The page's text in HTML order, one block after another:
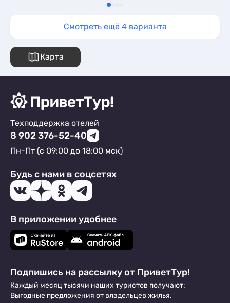
Смотреть ещё 4 варианта
Карта
Техподдержка отелей
8 902 376-52-40
Пн-Пт (с 09:00 до 18:00 мск)
Будь с нами в соцсетях
В приложении удобнее
Подпишись на рассылку от ПриветТур!
Каждый месяц тысячи наших туристов получают:
Выгодные предложения от владельцев жилья,